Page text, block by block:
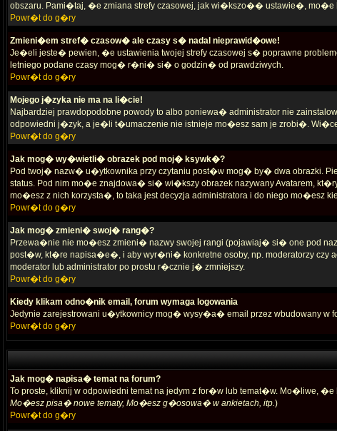
obszaru. Pami�taj, �e zmiana strefy czasowej, jak wi�kszo�� ustawie�,
Powr�t do g�ry
Zmieni�em stref� czasow� ale czasy s� nadal nieprawid�owe!
Je�eli jeste� pewien, �e ustawienia twojej strefy czasowej s� poprawne
letniego podane czasy mog� r�ni� si� o godzin� od prawdziwych.
Powr�t do g�ry
Mojego j�zyka nie ma na li�cie!
Najbardziej prawdopodobne powody to albo poniewa� administrator nie
odpowiedni j�zyk, a je�li t�umaczenie nie istnieje mo�esz sam je zrobi�.
Powr�t do g�ry
Jak mog� wy�wietli� obrazek pod moj� ksywk�?
Pod twoj� nazw� u�ytkownika przy czytaniu post�w mog� by� dwa obrazki.
status. Pod nim mo�e znajdowa� si� wi�kszy obrazek nazywany Avatarem,
mo�esz z nich korzysta�, to taka jest decyzja administratora i do niego mo�esz
Powr�t do g�ry
Jak mog� zmieni� swoj� rang�?
Przewa�nie nie mo�esz zmieni� nazwy swojej rangi (pojawiaj� si� one pod
post�w, kt�re napisa�e�, i aby wyr�ni� konkretne osoby, np. moderatorzy
moderator lub administrator po prostu r�cznie j� zmniejszy.
Powr�t do g�ry
Kiedy klikam odno�nik email, forum wymaga logowania
Jedynie zarejestrowani u�ytkownicy mog� wysy�a� email przez wbudowany
Powr�t do g�ry
Jak mog� napisa� temat na forum?
To proste, kliknij w odpowiedni temat na jedym z for�w lub temat�w.
Mo�esz pisa� nowe tematy, Mo�esz g�osowa� w ankietach, itp.)
Powr�t do g�ry